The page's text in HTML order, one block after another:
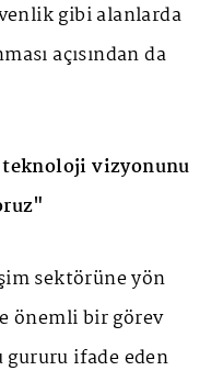
gibi alanlarda
açısından da
vizyonunu
sektörüne yön
önemli bir görev
ifade eden